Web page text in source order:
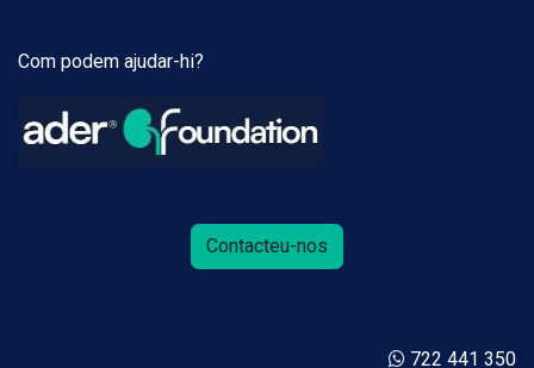
Com podem ajudar-hi?
Contacteu-nos
722 441 350